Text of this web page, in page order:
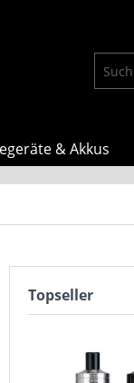
& Akkus
Topseller